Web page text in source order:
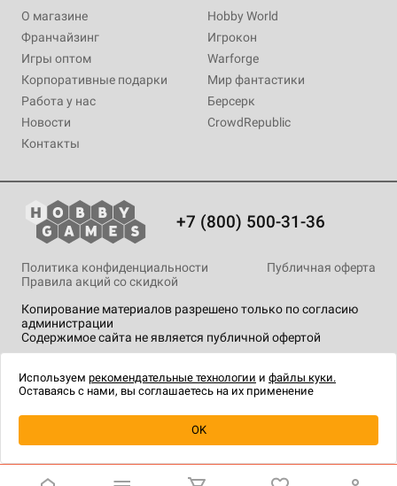
Уведомить о наличии
О магазине
Франчайзинг
Игры оптом
Корпоративные подарки
Работа у нас
Новости
Контакты
Hobby World
Игрокон
Warforge
Мир фантастики
Берсерк
CrowdRepublic
+7 (800) 500-31-36
Копирование материалов разрешено только по согласию
администрации
Содержимое сайта не является публичной офертой
Политика конфиденциальности
Публичная оферта
Правила акций со скидкой
технологии.
Используем рекомендательные технологии и файлы куки.
Оставаясь с нами, вы соглашаетесь на их применение
OK